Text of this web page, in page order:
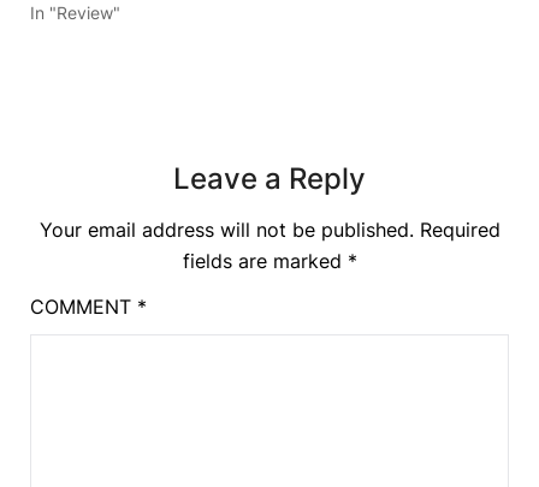
In "Review"
Leave a Reply
Your email address will not be published. Required
fields are marked *
COMMENT *